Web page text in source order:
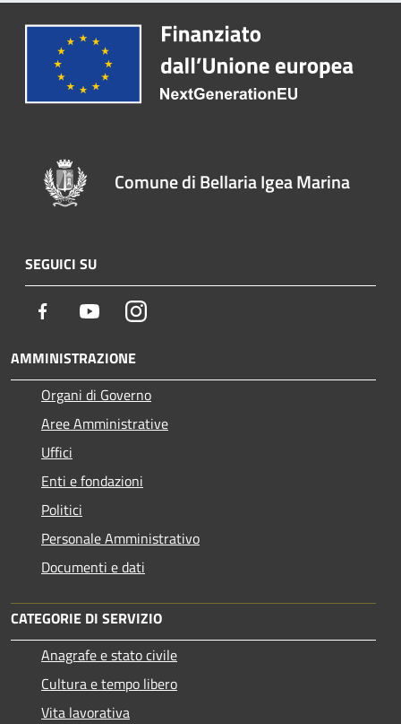
Comune di Bellaria Igea Marina
SEGUICI SU
Facebook YoutubeInstagram
AMMINISTRAZIONE
Organi di Governo
Aree Amministrative
Uffici
Enti e fondazioni
Politici
Personale Amministrativo
Documenti e dati
CATEGORIE DI SERVIZIO
Anagrafe e stato civile
Cultura e tempo libero
Vita lavorativa